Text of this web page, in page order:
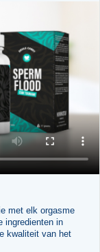
met elk orgasme
ingredienten in
kwaliteit van het